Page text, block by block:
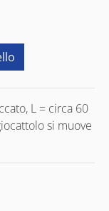
L = circa 60
si muove